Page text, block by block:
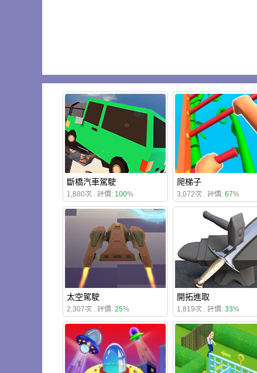
斷橋汽車駕駛
1,880次 . 評價: 100%
爬梯子
3,072次 . 評價: 67%
太空駕駛
2,307次 . 評價: 25%
開拓進取
1,819次 . 評價: 33%